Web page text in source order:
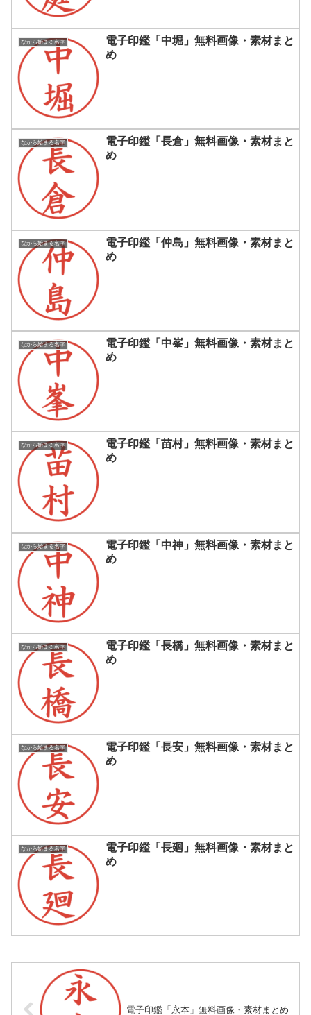
なから始まる名字
電子印鑑「中堀」無料画像・素材まと
め
なから始まる名字
電子印鑑「長倉」無料画像・素材まと
め
なから始まる名字
電子印鑑「仲島」無料画像・素材まと
め
なから始まる名字
電子印鑑「中峯」無料画像・素材まと
め
なから始まる名字
電子印鑑「苗村」無料画像・素材まと
め
なから始まる名字
電子印鑑「中神」無料画像・素材まと
め
なから始まる名字
電子印鑑「長橋」無料画像・素材まと
め
なから始まる名字
電子印鑑「長安」無料画像・素材まと
め
なから始まる名字
電子印鑑「長廻」無料画像・素材まと
め
電子印鑑「永本」無料画像・素材まとめ